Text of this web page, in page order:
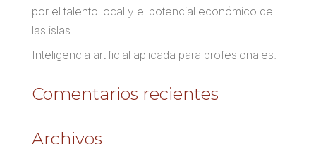
por el talento local y el potencial económico de
las islas.
Inteligencia artificial aplicada para profesionales.
Comentarios recientes
Archivos